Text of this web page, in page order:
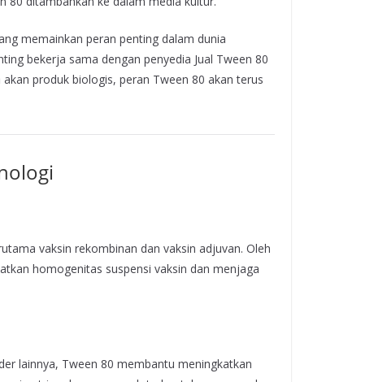
memainkan peran penting dalam dunia
bekerja sama dengan penyedia Jual Tween 80
produk biologis, peran Tween 80 akan terus
vaksin rekombinan dan vaksin adjuvan. Oleh
homogenitas suspensi vaksin dan menjaga
lainnya, Tween 80 membantu meningkatkan